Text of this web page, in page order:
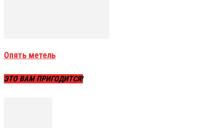
Опять метель
ЭТО ВАМ ПРИГОДИТСЯ!